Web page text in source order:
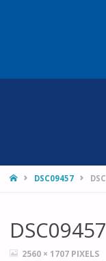
HOMEDSC09457
DSC09457
FULL2560 × 1707 PIXELS